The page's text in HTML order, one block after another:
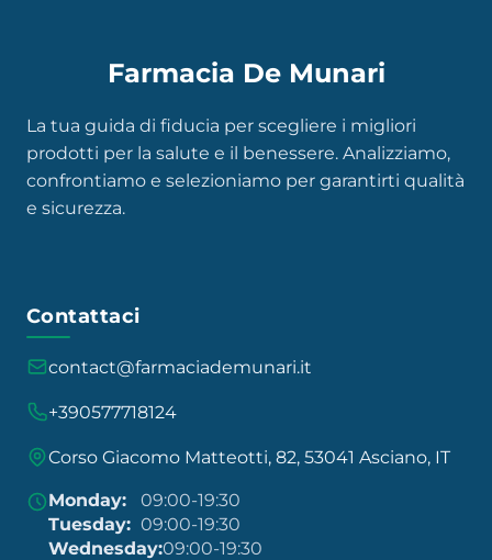
Farmacia De Munari
La tua guida di fiducia per scegliere i migliori
prodotti per la salute e il benessere. Analizziamo,
confrontiamo e selezioniamo per garantirti qualità
e sicurezza.
Contattaci
contact@farmaciademunari.it
+390577718124
Corso Giacomo Matteotti, 82, 53041 Asciano, IT
Monday:
09:00-19:30
Tuesday: 09:00-19:30
Wednesday:09:00-19:30